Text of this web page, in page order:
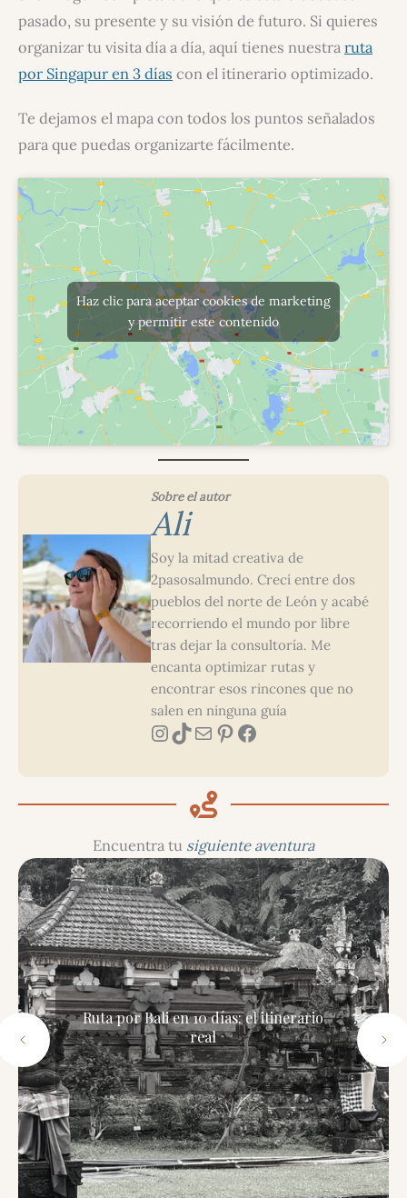
pasado, su presente y su visión de futuro. Si quieres
organizar tu visita día a día, aquí tienes nuestra ruta
por Singapur en 3 días con el itinerario optimizado.
Te dejamos el mapa con todos los puntos señalados
para que puedas organizarte fácilmente.
Haz clic para aceptar cookies de marketing
y permitir este contenido
Sobre el autor
Ali
Soy la mitad creativa de
2pasosalmundo. Crecí entre dos
pueblos del norte de León y acabé
recorriendo el mundo por libre
tras dejar la consultoría. Me
encanta optimizar rutas y
encontrar esos rincones que no
salen en ninguna guía
Instagram
TikTok
Correo electrónico
Pinterest
Facebook
Encuentra tu siguiente aventura
Qué saber antes de viajar a Tailandia
(y lo que nadie te cuenta)